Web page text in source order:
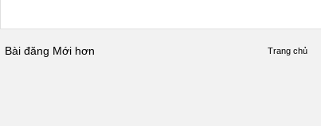
Bài đăng Mới hơn Trang chủ